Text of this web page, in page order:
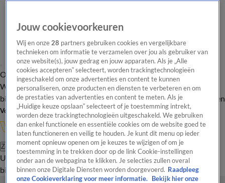
Overzicht Onze programma's Uitzendingen Onze gezichten
In de
WandelgangenInterviewsUitzending
bijwonenPodcastShopVeelgestelde vragenKijkersvraag insturen
Volg Vandaag Inside
Zoeken
UitzendingenVandaag InsideDe OranjezomerShopUitzending
bijwonen
Jouw cookievoorkeuren
Wij en onze28 partners gebruiken cookies en vergelijkbare
technieken om informatie te verzamelen over jou als gebruiker van
onze website(s), jouw gedrag en jouw apparaten. Als je „Alle
cookies accepteren” selecteert, worden trackingtechnologieën
ingeschakeld om onze advertenties en content te kunnen
personaliseren, onze producten en diensten te verbeteren en om
de prestaties van advertenties en content te meten. Als je
„Huidige keuze opslaan” selecteert of je toestemming intrekt,
worden deze trackingtechnologieën uitgeschakeld. We gebruiken
dan enkel functionele en essentiële cookies om de website goed te
laten functioneren en veilig te houden. Je kunt dit menu op ieder
moment opnieuw openen om je keuzes te wijzigen of om je
toestemming in te trekken door op de link Cookie-instellingen
onder aan de webpagina te klikken. Je selecties zullen overal
binnen onze Digitale Diensten worden doorgevoerd. Raadpleeg
onze Cookieverklaring voor meer informatie.
Bekijk hier onze